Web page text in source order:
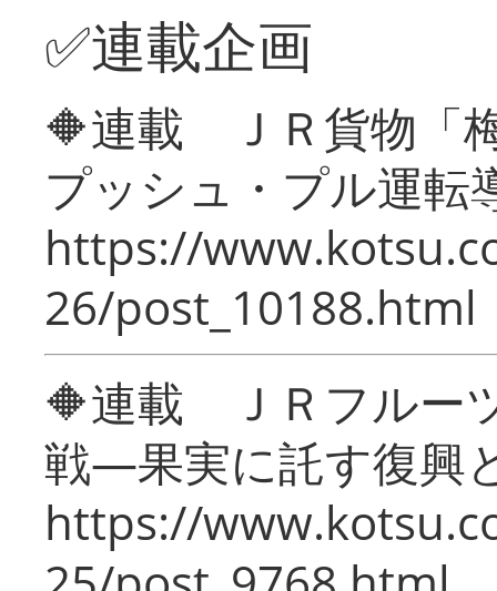
✅連載企画
🔶連載 ＪＲ貨物「
プッシュ・プル運転
https://
26/post_10188.html
🔶連載 ＪＲフルー
戦―果実に託す復興
https://